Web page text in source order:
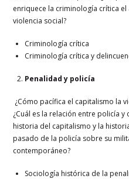
enriquece la criminología crítica
violencia social?
Criminología crítica
Criminología crítica y
Penalidad y policía
¿Cómo pacífica el capitalismo la
¿Cuál es la relación entre policía
historia del capitalismo y la
pasado de la policía sobre su
contemporáneo?
Sociología histórica de la